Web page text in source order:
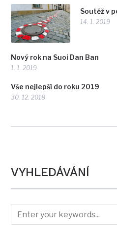
Soutěž v
14. 1. 2019
Nový rok na Suoi Dan Ban
1. 1. 2019
Vše nejlepší do roku 2019
30. 12. 2018
VYHLEDÁVÁNÍ